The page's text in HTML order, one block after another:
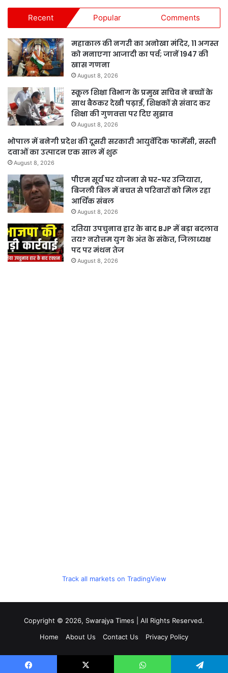
Recent Popular Comments
महाकाल की नगरी का अनोखा मंदिर, 11 अगस्त
को मनाएगा आजादी का पर्व; जानें 1947 की
खास गणना
August 8, 2026
स्कूल शिक्षा विभाग के प्रमुख सचिव ने बच्चों के
साथ बैठकर देखी पढ़ाई, शिक्षकों से संवाद कर
शिक्षा की गुणवत्ता पर दिए सुझाव
August 8, 2026
भोपाल में बनेगी प्रदेश की दूसरी सरकारी आयुर्वेदिक फार्मेसी, सस्ती
दवाओं का उत्पादन एक साल में शुरू
August 8, 2026
पीएम सूर्य घर योजना से घर-घर उजियारा,
बिजली बिल में बचत से परिवारों को मिल रहा
आर्थिक संबल
August 8, 2026
दतिया उपचुनाव हार के बाद BJP में बड़ा बदलाव
तय? नरोत्तम युग के अंत के संकेत, जिलाध्यक्ष
पद पर मंथन तेज
August 8, 2026
Track all markets on TradingView
Copyright © 2026, Swarajya Times | All Rights Reserved.
Home
About Us Contact Us Privacy Policy